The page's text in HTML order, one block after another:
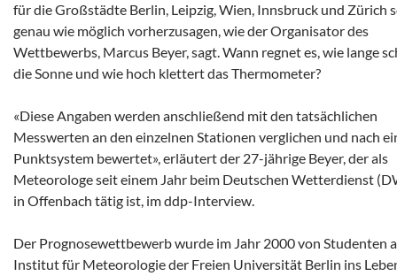
für die Großstädte Berlin, Leipzig, Wien, Innsbruck und Zürich
genau wie möglich vorherzusagen, wie der Organisator des
Wettbewerbs, Marcus Beyer, sagt. Wann regnet es, wie lange
die Sonne und wie hoch klettert das Thermometer?
«Diese Angaben werden anschließend mit den tatsächlichen
Messwerten an den einzelnen Stationen verglichen und nach
Punktsystem bewertet», erläutert der 27-jährige Beyer, der als
Meteorologe seit einem Jahr beim Deutschen Wetterdienst
in Offenbach tätig ist, im ddp-Interview.
Der Prognosewettbewerb wurde im Jahr 2000 von Studenten
Institut für Meteorologie der Freien Universität Berlin ins